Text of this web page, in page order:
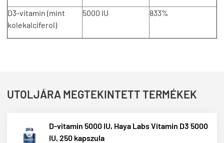
D3-vitamin (mint
kolekalciferol)
5000 IU 833%
UTOLJÁRA MEGTEKINTETT TERMÉKEK
D-vitamin 5000 IU, Haya Labs Vitamin D3 5000
IU, 250 kapszula